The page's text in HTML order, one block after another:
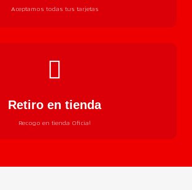
Aceptamos todas tus tarjetas
Retiro en tienda
Recogo en tienda Oficial